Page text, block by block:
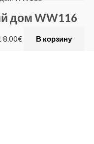
дом WW116
8.00€ В корзину